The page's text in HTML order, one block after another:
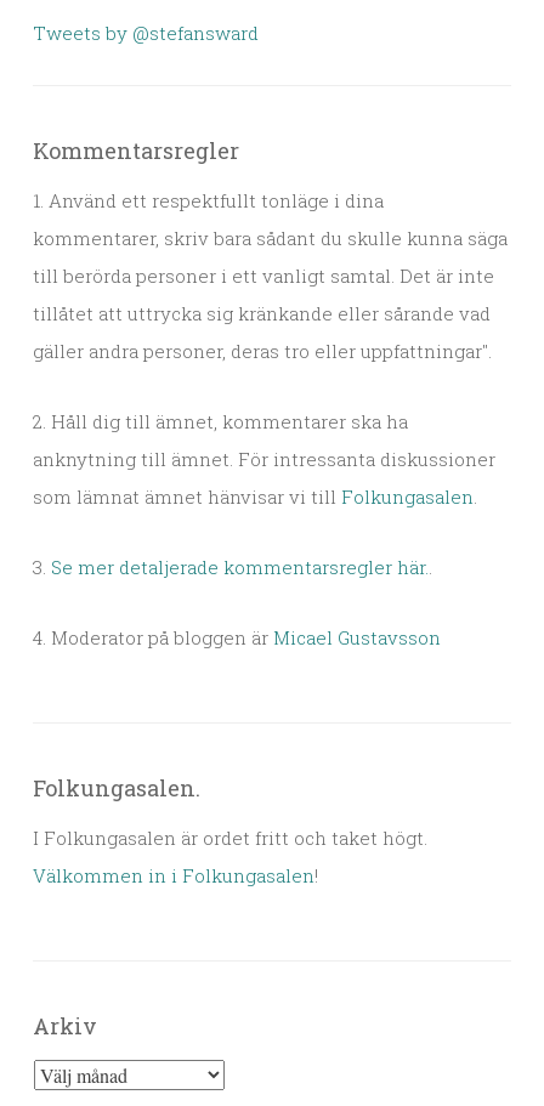
Tweets by @stefansward
Kommentarsregler
1. Använd ett respektfullt tonläge i dina
kommentarer, skriv bara sådant du skulle kunna säga
till berörda personer i ett vanligt samtal. Det är inte
tillåtet att uttrycka sig kränkande eller sårande vad
gäller andra personer, deras tro eller uppfattningar".
2. Håll dig till ämnet, kommentarer ska ha
anknytning till ämnet. För intressanta diskussioner
som lämnat ämnet hänvisar vi till Folkungasalen.
3. Se mer detaljerade kommentarsregler här..
4. Moderator på bloggen är Micael Gustavsson
Folkungasalen.
I Folkungasalen är ordet fritt och taket högt.
Välkommen in i Folkungasalen!
Arkiv
Arkiv